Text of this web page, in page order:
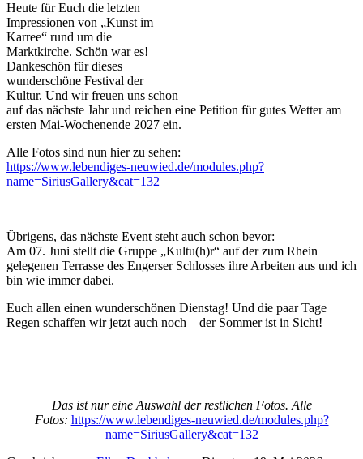
Heute für Euch die letzten
Impressionen von „Kunst im
Karree“ rund um die
Marktkirche. Schön war es!
Dankeschön für dieses
wunderschöne Festival der
Kultur. Und wir freuen uns schon
auf das nächste Jahr und reichen eine Petition für gutes Wetter am
ersten Mai-Wochenende 2027 ein.
Alle Fotos sind nun hier zu sehen:
https://www.lebendiges-neuwied.de/modules.php?
name=SiriusGallery&cat=132
Übrigens, das nächste Event steht auch schon bevor:
Am 07. Juni stellt die Gruppe „Kultu(h)r“ auf der zum Rhein
gelegenen Terrasse des Engerser Schlosses ihre Arbeiten aus und ich
bin wie immer dabei.
Euch allen einen wunderschönen Dienstag! Und die paar Tage
Regen schaffen wir jetzt auch noch – der Sommer ist in Sicht!
Das ist nur eine Auswahl der restlichen Fotos. Alle
Fotos: https://www.lebendiges-neuwied.de/modules.php?
name=SiriusGallery&cat=132